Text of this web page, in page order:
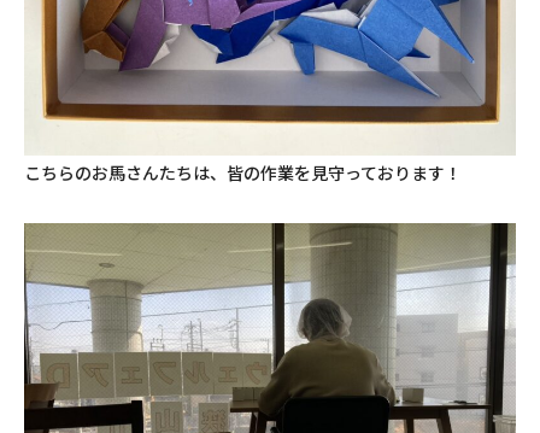
こちらのお馬さんたちは、皆の作業を見守っております！